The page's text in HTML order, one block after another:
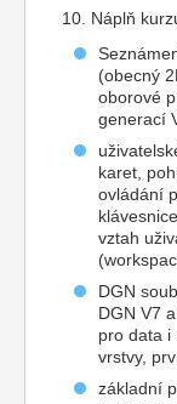
10. Náplň
(obecný
oborové
generací
karet,
ovládání
vztah
DGN
DGN V7
pro data i
vrstvy,
základní